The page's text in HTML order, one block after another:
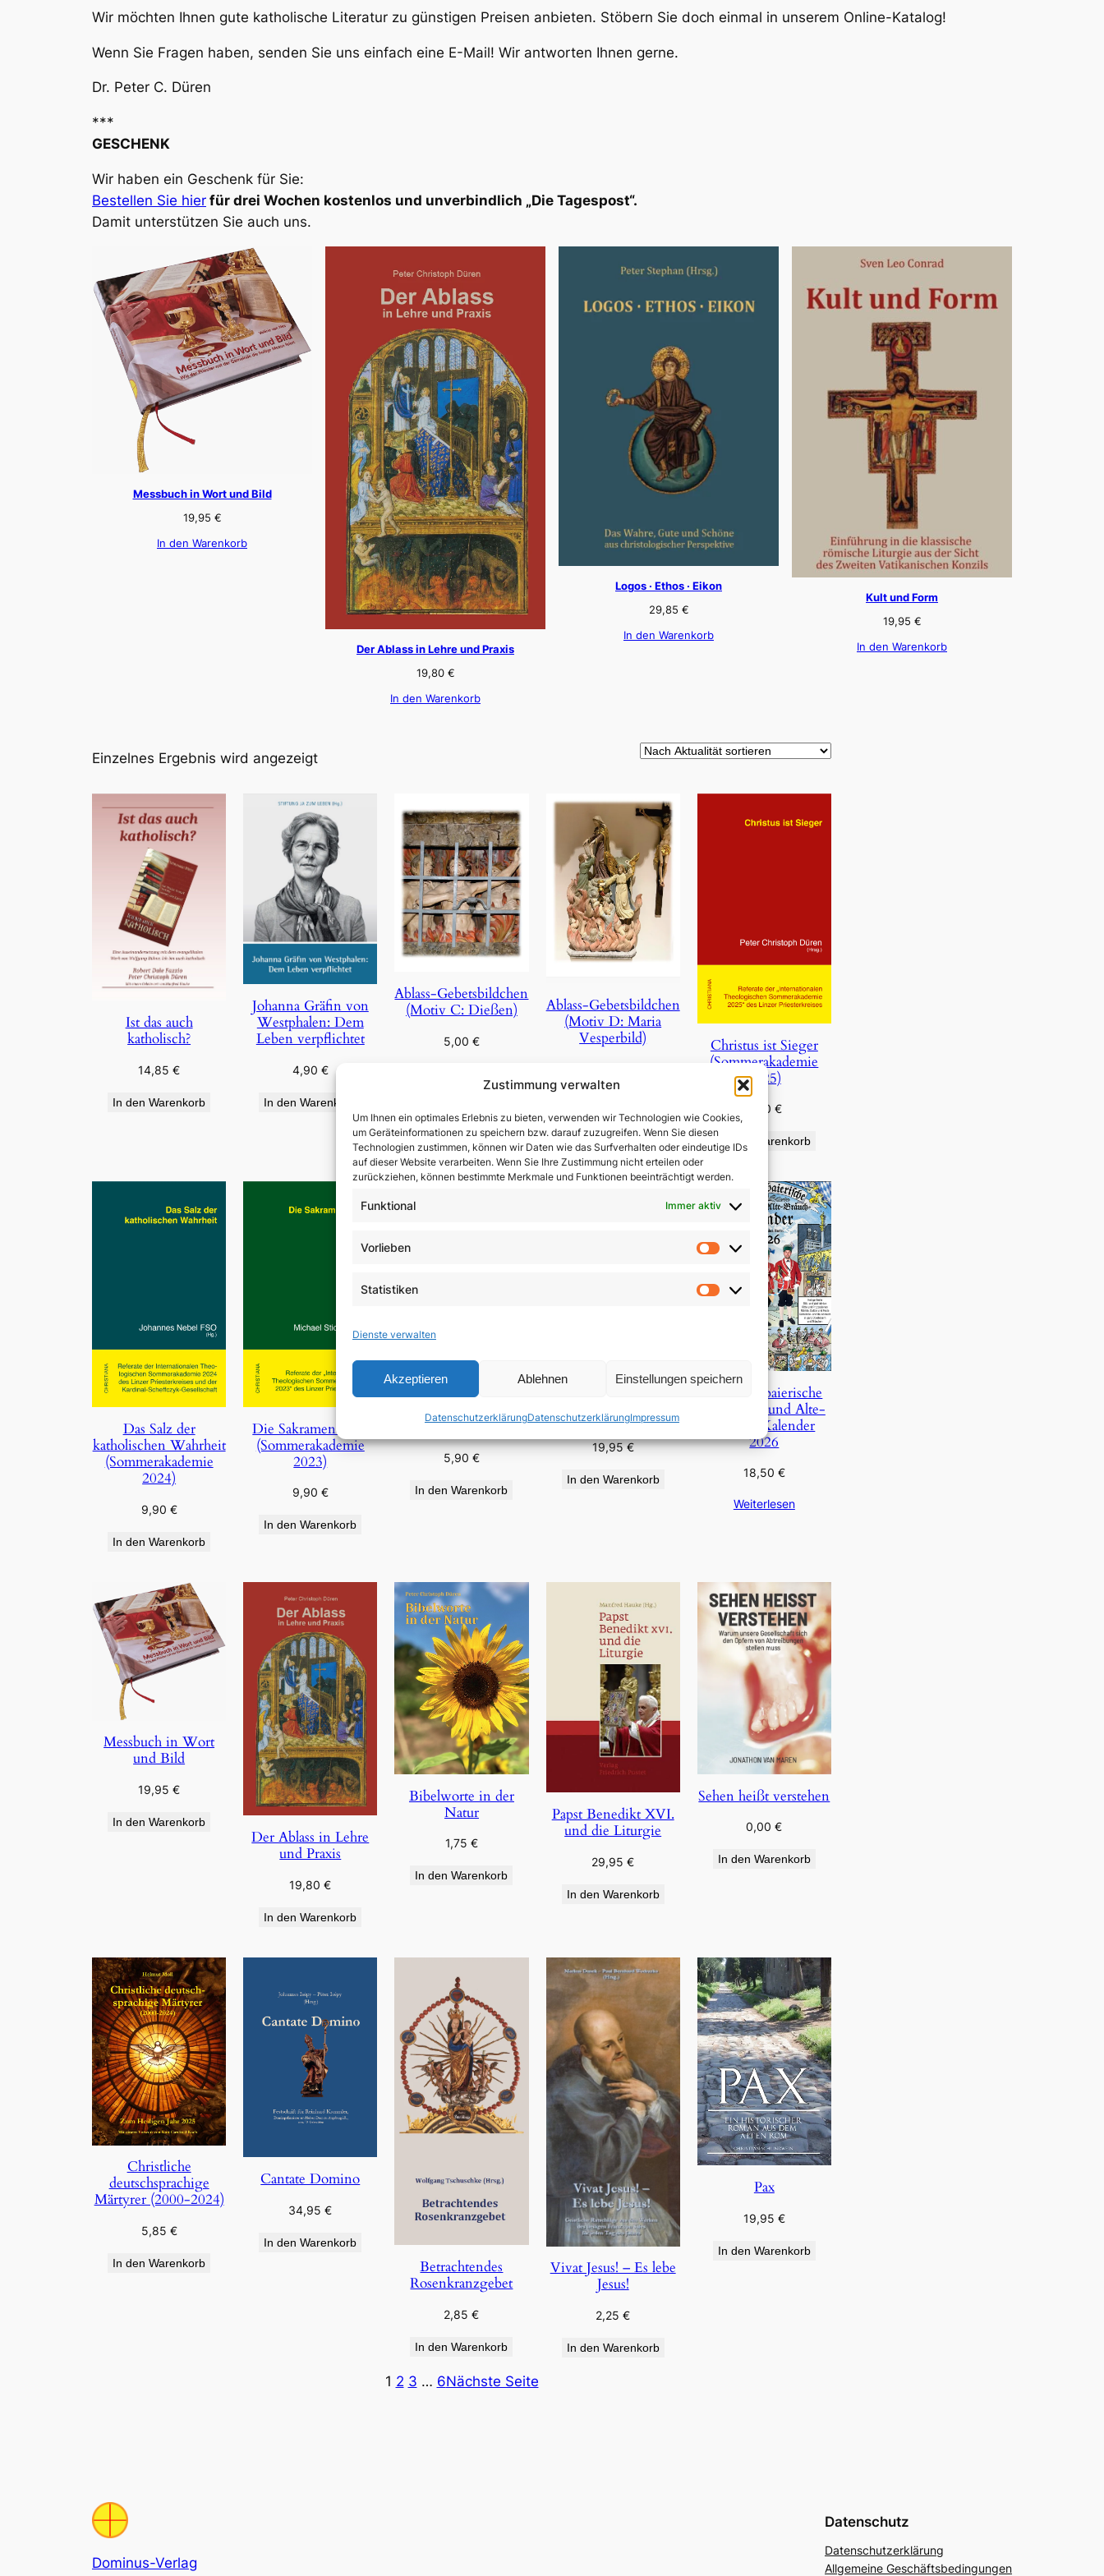
Zustimmung verwalten
Um Ihnen ein optimales Erlebnis zu bieten, verwenden wir Technologien wie Cookies,
um Geräteinformationen zu speichern bzw. darauf zuzugreifen. Wenn Sie diesen
Technologien zustimmen, können wir Daten wie das Surfverhalten oder eindeutige IDs
auf dieser Website verarbeiten. Wenn Sie Ihre Zustimmung nicht erteilen oder
zurückziehen, können bestimmte Merkmale und Funktionen beeinträchtigt werden.
Funktional Immer aktiv
Vorlieben
Vorlieben
Statistiken
Statistiken
Dienste verwalten
Akzeptieren Ablehnen Einstellungen speichern
DatenschutzerklärungDatenschutzerklärungImpressum
Wir möchten Ihnen gute katholische Literatur zu günstigen Preisen anbieten. Stöbern Sie doch einmal in unserem Online-Katalog!
Wenn Sie Fragen haben, senden Sie uns einfach eine E-Mail! Wir antworten Ihnen gerne.
Dr. Peter C. Düren
***
GESCHENK
Wir haben ein Geschenk für Sie:
Bestellen Sie hier für drei Wochen kostenlos und unverbindlich „Die Tagespost“.
Damit unterstützen Sie auch uns.
Messbuch in Wort und Bild
19,95 €
In den Warenkorb
Der Ablass in Lehre und Praxis
19,80 €
In den Warenkorb
Logos · Ethos · Eikon
29,85 €
In den Warenkorb
Kult und Form
19,95 €
In den Warenkorb
Einzelnes Ergebnis wird angezeigt
Ist das auch
katholisch?
14,85€
In den Warenkorb
Johanna Gräfin von
Westphalen: Dem
Leben verpflichtet
4,90 €
In den Warenkorb
Ablass-Gebetsbildchen
(Motiv C: Dießen)
5,00 €
Ablass-Gebetsbildchen
(Motiv D: Maria
Vesperbild)
Christus ist Sieger
(Sommerakademie
2025)
9,90€
In den Warenkorb
Das Salz der
katholischen Wahrheit
(Sommerakademie
2024)
9,90 €
In den Warenkorb
Die Sakramentalien
(Sommerakademie
2023)
9,90 €
In den Warenkorb
Das Evangelium
anders verkünden
5,90 €
In den Warenkorb
Himmel und Erde
19,95€
In den Warenkorb
Der Oberbaierische
Fest-Täg- und Alte-
Bräuch-Kalender
2026
18,50 €
Weiterlesen
Messbuch in Wort
und Bild
19,95€
In den Warenkorb
Der Ablass in Lehre
und Praxis
19,80€
In den Warenkorb
Bibelworte in der
Natur
1,75 €
In den Warenkorb
Papst Benedikt XVI.
und die Liturgie
29,95€
In den Warenkorb
Sehen heißt verstehen
0,00€
In den Warenkorb
Christliche
deutschsprachige
Märtyrer (2000-2024)
5,85 €
In den Warenkorb
Cantate Domino
34,95€
In den Warenkorb
Betrachtendes
Rosenkranzgebet
2,85€
In den Warenkorb
Vivat Jesus! – Es lebe
Jesus!
2,25€
In den Warenkorb
Pax
19,95 €
In den Warenkorb
1 2 3 … 6Nächste Seite
Dominus-Verlag
Datenschutz
Datenschutzerklärung
Allgemeine Geschäftsbedingungen